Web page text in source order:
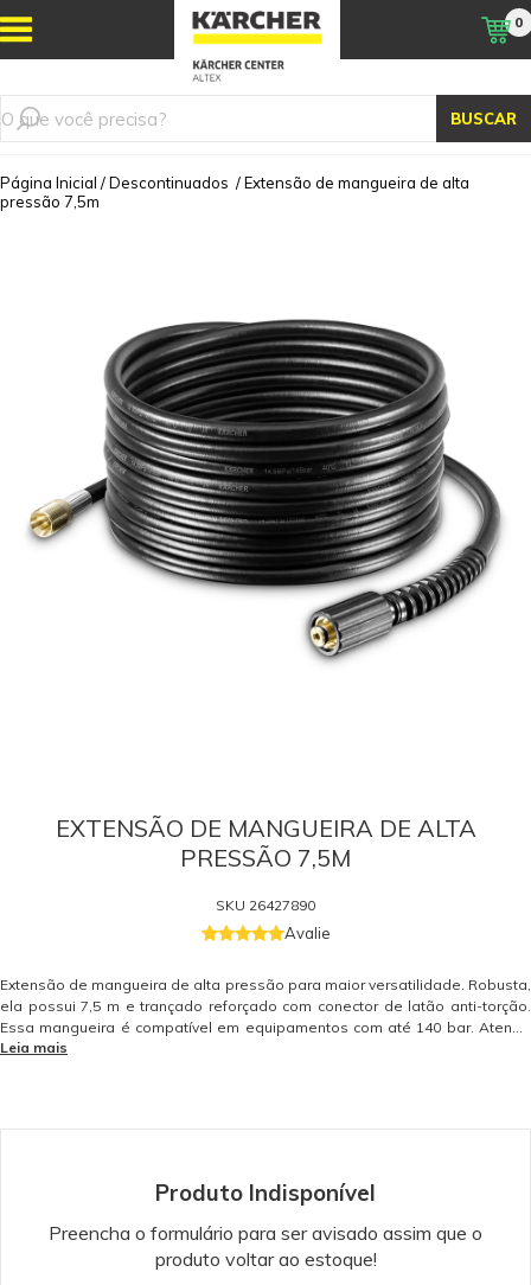
BUSCAR
0
Página Inicial /Descontinuados /Extensão de mangueira de alta
pressão 7,5m
EXTENSÃO DE MANGUEIRA DE ALTA
PRESSÃO 7,5M
SKU 26427890
Avalie
Extensão de mangueira de alta pressão para maior versatilidade. Robusta,
ela possui 7,5 m e trançado reforçado com conector de latão anti-torção.
Essa mangueira é compatível em equipamentos com até 140 bar. Atende
os modelos da linha "K" (residencial - exceto com sistema de engate) e
0711.
Leia mais
Produto Indisponível
Preencha o formulário para ser avisado assim que o
produto voltar ao estoque!